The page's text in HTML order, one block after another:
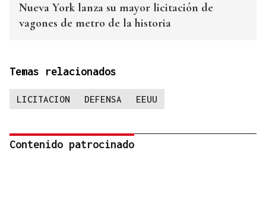
Nueva York lanza su mayor licitación de
vagones de metro de la historia
Temas relacionados
LICITACION DEFENSA EEUU
Contenido patrocinado